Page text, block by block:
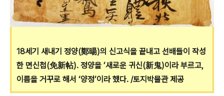
18세기 새내기 정양(鄭暘)의 신고식을 끝내고 선배들이 작성
한 면신첩(免新帖). 정양을 ’새로운 귀신(新鬼)이라 부르고,
이름을 거꾸로 해서 ‘양정’이라 했다. /토지박물관 제공